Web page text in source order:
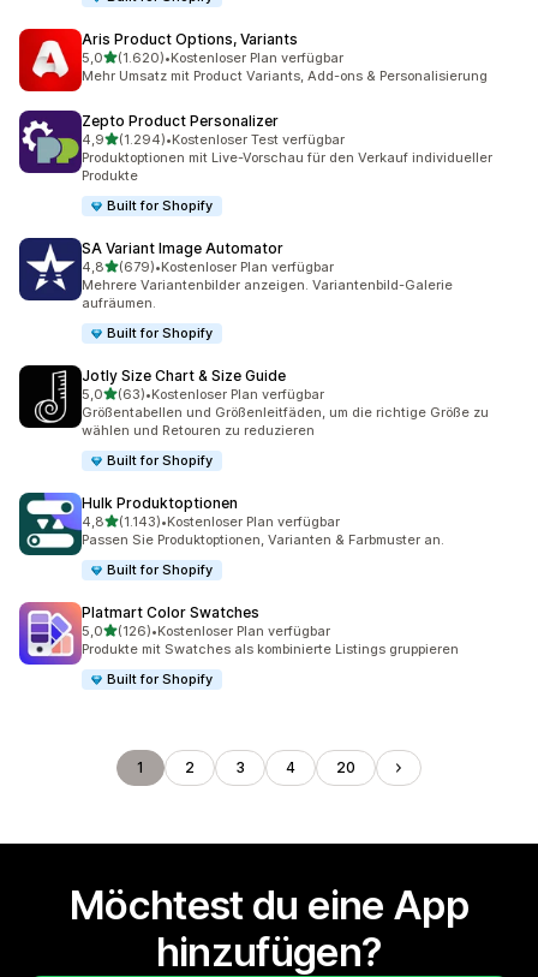
Aris Product Options, Variants
5,0von 5 Sternen
(1.620)
1620 Rezensionen insgesamt
•Kostenloser Plan verfügbar
Mehr Umsatz mit Product Variants, Add-ons & Personalisierung
Zepto Product Personalizer
4,9von 5 Sternen
(1.294)
1294 Rezensionen insgesamt
•Kostenloser Test verfügbar
Produktoptionen mit Live-Vorschau für den Verkauf individueller
Produkte
Built for Shopify
SA Variant Image Automator
4,8von 5 Sternen
(679)
679 Rezensionen insgesamt
•Kostenloser Plan verfügbar
Mehrere Variantenbilder anzeigen. Variantenbild-Galerie
aufräumen.
Built for Shopify
Jotly Size Chart & Size Guide
5,0von 5 Sternen
(63)
63 Rezensionen insgesamt
•Kostenloser Plan verfügbar
Größentabellen und Größenleitfäden, um die richtige Größe zu
wählen und Retouren zu reduzieren
Built for Shopify
Hulk Produktoptionen
4,8von 5 Sternen
(1.143)
1143 Rezensionen insgesamt
•Kostenloser Plan verfügbar
Passen Sie Produkt­optionen, Varianten & Farbmuster an.
Built for Shopify
Platmart Color Swatches
5,0von 5 Sternen
(126)
126 Rezensionen insgesamt
•Kostenloser Plan verfügbar
Produkte mit Swatches als kombinierte Listings gruppieren
Built for Shopify
1 2 3 4 20
Möchtest du eine App
hinzufügen?